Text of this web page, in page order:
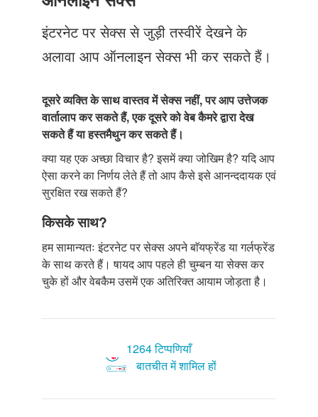
Just Poocho
संपर्क करें
इंटरनेट पर सेक्स से जुड़ी तस्वीरें देखने के
अलावा आप ऑनलाइन सेक्स भी कर सकते हैं।
दूसरे व्यक्ति के साथ वास्तव में सेक्स नहीं, पर आप उत्तेजक
वार्तालाप कर सकते हैं, एक दूसरे को वेब कैमरे द्वारा देख
सकते हैं या हस्तमैथुन कर सकते हैं।
क्या यह एक अच्छा विचार है? इसमें क्या जोखिम है? यदि आप
ऐसा करने का निर्णय लेते हैं तो आप कैसे इसे आनन्ददायक एवं
सुरक्षित रख सकते हैं?
किसके साथ?
हम सामान्यतः इंटरनेट पर सेक्स अपने बाॅयफ्रेंड या गर्लफ्रेंड
के साथ करते हैं। षायद आप पहले ही चुम्बन या सेक्स कर
चुके हों और वेबकैम उसमें एक अतिरिक्त आयाम जोड़ता है।
1264 टिप्पणियाँ
बातचीत में शामिल हों